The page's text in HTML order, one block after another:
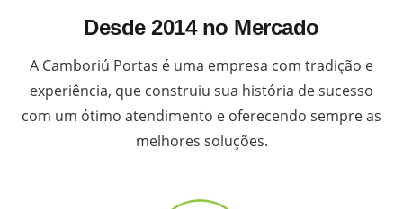
Desde 2014 no Mercado
A Camboriú Portas é uma empresa com tradição e
experiência, que construiu sua história de sucesso
com um ótimo atendimento e oferecendo sempre as
melhores soluções.